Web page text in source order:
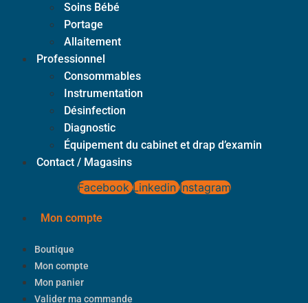
Soins Bébé
Portage
Allaitement
Professionnel
Consommables
Instrumentation
Désinfection
Diagnostic
Équipement du cabinet et drap d’examin
Contact / Magasins
Facebook Linkedin Instagram
Mon compte
Boutique
Mon compte
Mon panier
Valider ma commande